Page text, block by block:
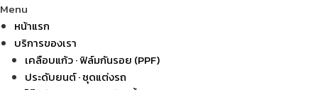
Menu
หน้าแรก
บริการของเรา
เคลือบแก้ว · ฟิล์มกันรอย (PPF)
ประดับยนต์ · ชุดแต่งรถ